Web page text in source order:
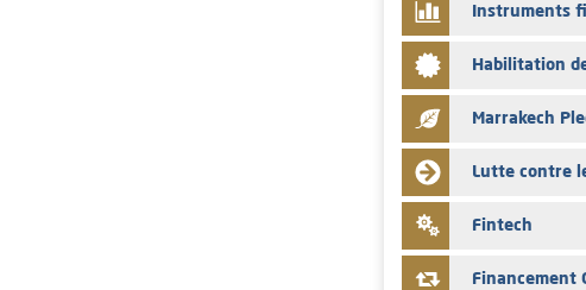
03/08/2026
L' AMMC publie les
capitaux pour le mois de
31/07/2026
L’AMMC met sur son
par les émetteurs du
31/07/2026
VEOLIA
définitif relatif à
Instruments
Habilitation
Marrakech
Lutte contre
Fintech
Financement